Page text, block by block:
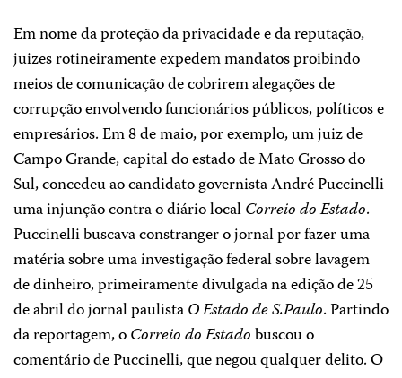
Em nome da proteção da privacidade e da reputação,
juizes rotineiramente expedem mandatos proibindo
meios de comunicação de cobrirem alegações de
corrupção envolvendo funcionários públicos, políticos e
empresários. Em 8 de maio, por exemplo, um juiz de
Campo Grande, capital do estado de Mato Grosso do
Sul, concedeu ao candidato governista André Puccinelli
uma injunção contra o diário localCorreio do Estado.
Puccinelli buscava constranger o jornal por fazer uma
matéria sobre uma investigação federal sobre lavagem
de dinheiro, primeiramente divulgada na edição de 25
de abril do jornal paulistaO Estado de S.Paulo. Partindo
da reportagem, oCorreio do Estadobuscou o
comentário de Puccinelli, que negou qualquer delito. O